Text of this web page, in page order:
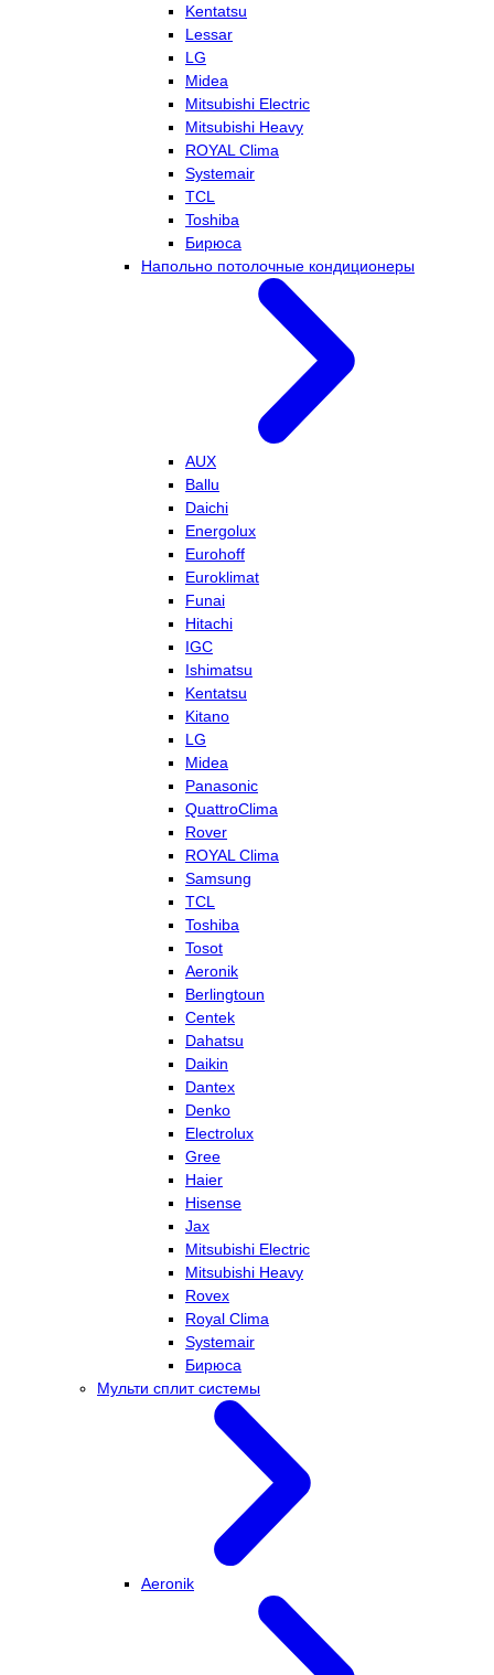
Kentatsu
Lessar
LG
Midea
Mitsubishi Electric
Mitsubishi Heavy
ROYAL Clima
Systemair
TCL
Toshiba
Бирюса
Напольно потолочные кондиционеры
AUX
Ballu
Daichi
Energolux
Eurohoff
Euroklimat
Funai
Hitachi
IGC
Ishimatsu
Kentatsu
Kitano
LG
Midea
Panasonic
QuattroClima
Rover
ROYAL Clima
Samsung
TCL
Toshiba
Tosot
Aeronik
Berlingtoun
Centek
Dahatsu
Daikin
Dantex
Denko
Electrolux
Gree
Haier
Hisense
Jax
Mitsubishi Electric
Mitsubishi Heavy
Rovex
Royal Clima
Systemair
Бирюса
Мульти сплит системы
Aeronik